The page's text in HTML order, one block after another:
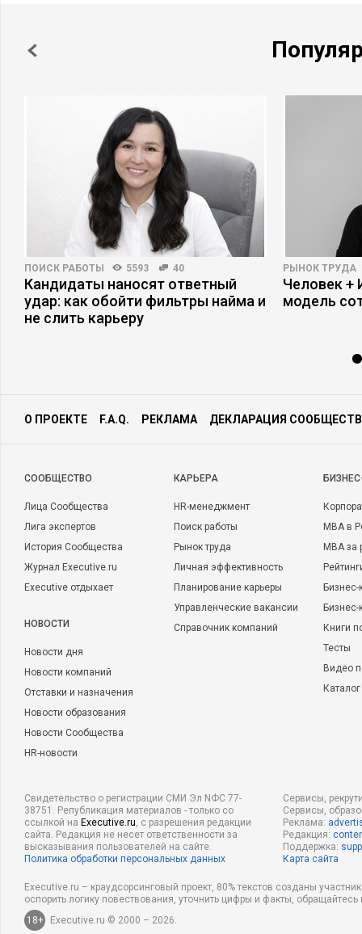
ПОИСК РАБОТЫ 5593 40
Кандидаты наносят ответный
удар: как обойти фильтры найма и
не слить карьеру
РЫНОК ТРУДА
Человек +
модель
О ПРОЕКТЕ F.A.Q. РЕКЛАМА ДЕКЛАРАЦИЯ
CООБЩЕСТВО
Лица Сообщества
Лига экспертов
История Сообщества
Журнал Executive.ru
Executive отдыхает
НОВОСТИ
Новости дня
Новости компаний
Отставки и назначения
Новости образования
Новости Сообщества
HR-новости
КАРЬЕРА
HR-менеджмент
Поиск работы
Рынок труда
Личная эффективность
Планирование карьеры
Управленческие вакансии
Справочник компаний
MBA в
MBA
Бизнес-
Книги
Тесты
Видео
Свидетельство о регистрации СМИ Эл NФС 77-
38751. Републикация материалов - только со
ссылкой на Executive.ru, с разрешения редакции
сайта. Редакция не несет ответственности за
высказывания пользователей на сайте.
Политика обработки персональных данных
Сервисы,
Сервисы,
Реклама:
Редакция:
Поддержка:
Карта сайта
Executive.ru – краудсорсинговый проект, 80% текстов созданы
оспорить логику повествования, уточнить цифры и факты,
18+
Executive.ru © 2000 – 2026.